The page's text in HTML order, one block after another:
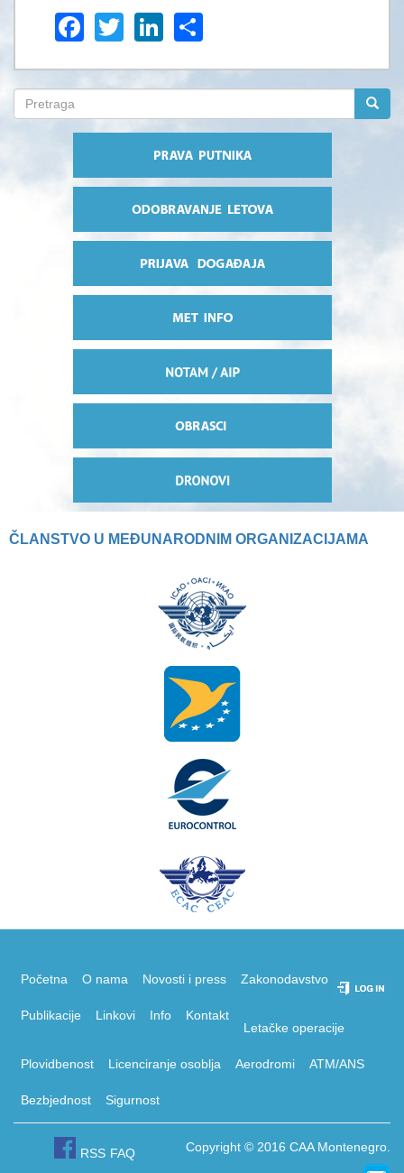
Facebook
TwitterLinkedIn
Search
ČLANSTVO U MEĐUNARODNIM ORGANIZACIJAMA
Početna O nama Novosti i press Zakonodavstvo
Publikacije Linkovi Info
Kontakt
Letačke operacije
Plovidbenost Licenciranje osoblja Aerodromi ATM/ANS
Bezbjednost Sigurnost
RSS FAQ Copyright © 2016 CAA Montenegro.